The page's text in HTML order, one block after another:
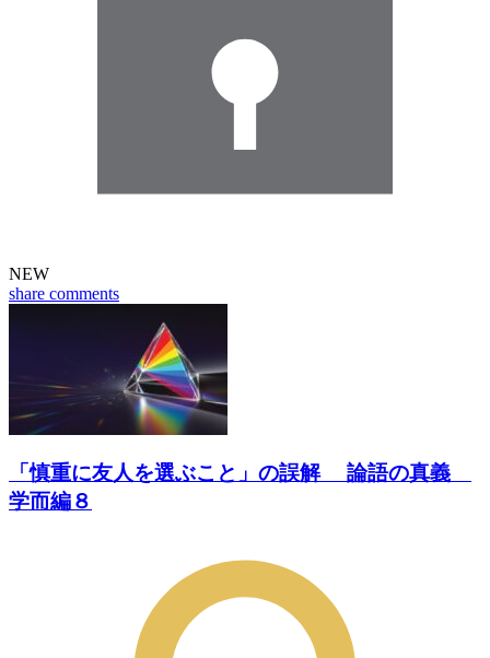
NEW
share comments
「慎重に友人を選ぶこと」の誤解 論語の真義
学而編８